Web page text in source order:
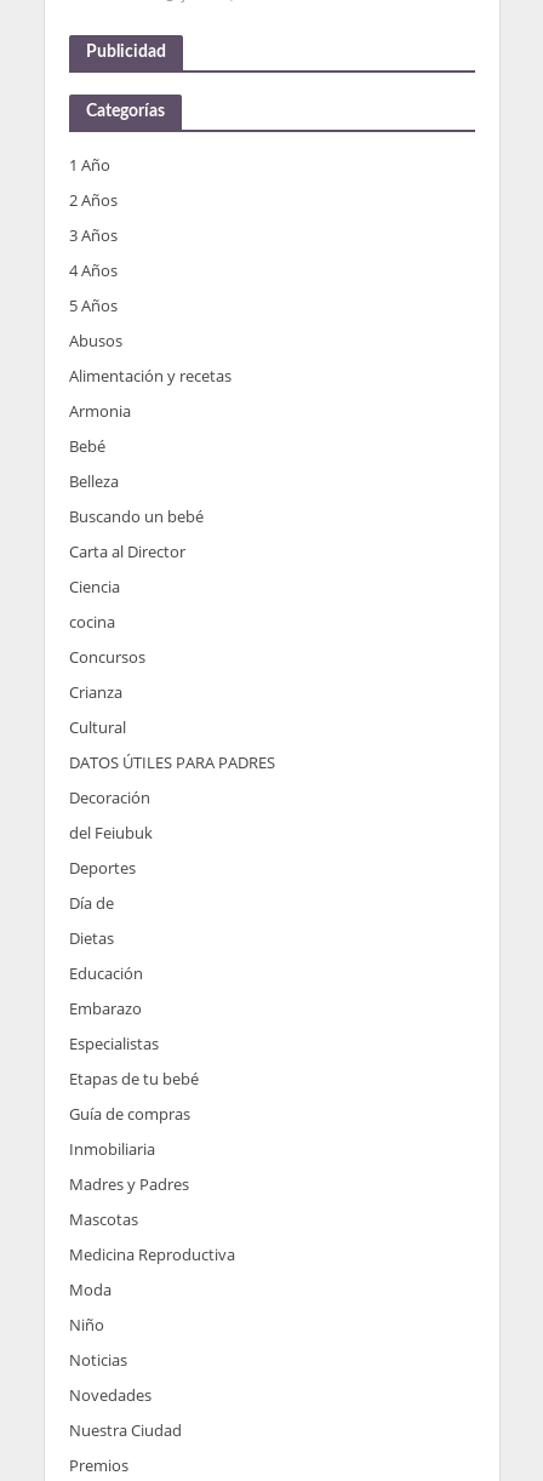
Publicidad
Categorías
1 Año
2 Años
3 Años
4 Años
5 Años
Abusos
Alimentación y recetas
Armonia
Bebé
Belleza
Buscando un bebé
Carta al Director
Ciencia
cocina
Concursos
Crianza
Cultural
DATOS ÚTILES PARA PADRES
Decoración
del Feiubuk
Deportes
Día de
Dietas
Educación
Embarazo
Especialistas
Etapas de tu bebé
Guía de compras
Inmobiliaria
Madres y Padres
Mascotas
Medicina Reproductiva
Moda
Niño
Noticias
Novedades
Nuestra Ciudad
Premios